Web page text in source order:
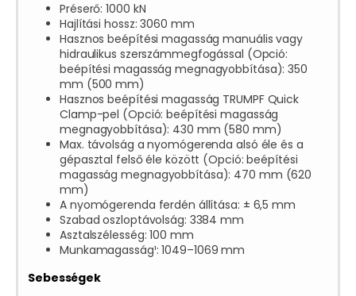
Préserő: 1000 kN
Hajlítási hossz: 3060 mm
Hasznos beépítési magasság manuális vagy
hidraulikus szerszámmegfogással (Opció:
beépítési magasság megnagyobbítása): 350
mm (500 mm)
Hasznos beépítési magasság TRUMPF Quick
Clamp-pel (Opció: beépítési magasság
megnagyobbítása): 430 mm (580 mm)
Max. távolság a nyomógerenda alsó éle és a
gépasztal felső éle között (Opció: beépítési
magasság megnagyobbítása): 470 mm (620
mm)
A nyomógerenda ferdén állítása: ± 6,5 mm
Szabad oszloptávolság: 3384 mm
Asztalszélesség: 100 mm
Munkamagasság¹: 1049–1069 mm
Sebességek